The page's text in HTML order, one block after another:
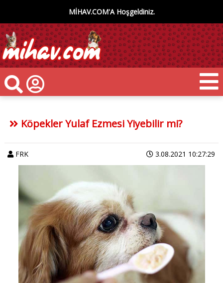
MİHAV.COM'A Hoşgeldiniz.
Köpekler Yulaf Ezmesi Yiyebilir mi?
FRK 3.08.2021 10:27:29